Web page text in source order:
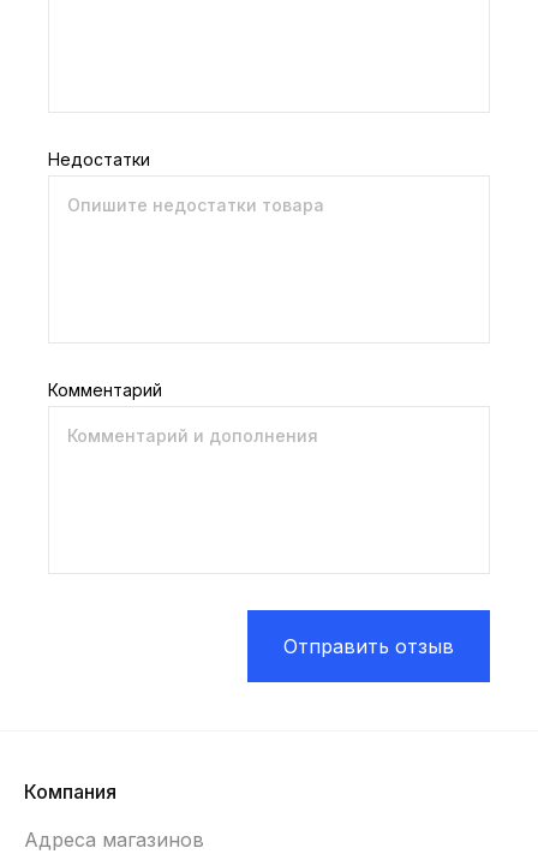
Недостатки
Комментарий
Отправить отзыв
Компания
Адреса магазинов